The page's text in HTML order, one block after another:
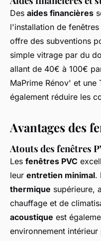
Des aides financières
l'installation de
offre des subventions
simple vitrage par du
allant de 40€ à 100€
MaPrime Rénov' et
également réduire les
Avantages des
Atouts des fenêtres
Les fenêtres PVC
leur entretien minimal.
thermique supérieure,
chauffage et de
acoustique est
environnement intérieur